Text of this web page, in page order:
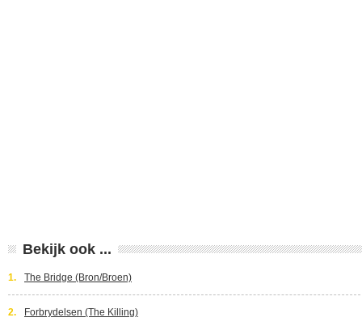
Bekijk ook ...
1. The Bridge (Bron/Broen)
2. Forbrydelsen (The Killing)